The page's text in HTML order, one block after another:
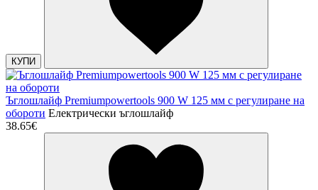
КУПИ
Ъглошлайф Premiumpowertools 900 W 125 мм с регулиране на
обороти Електрически ъглошлайф
38.65€